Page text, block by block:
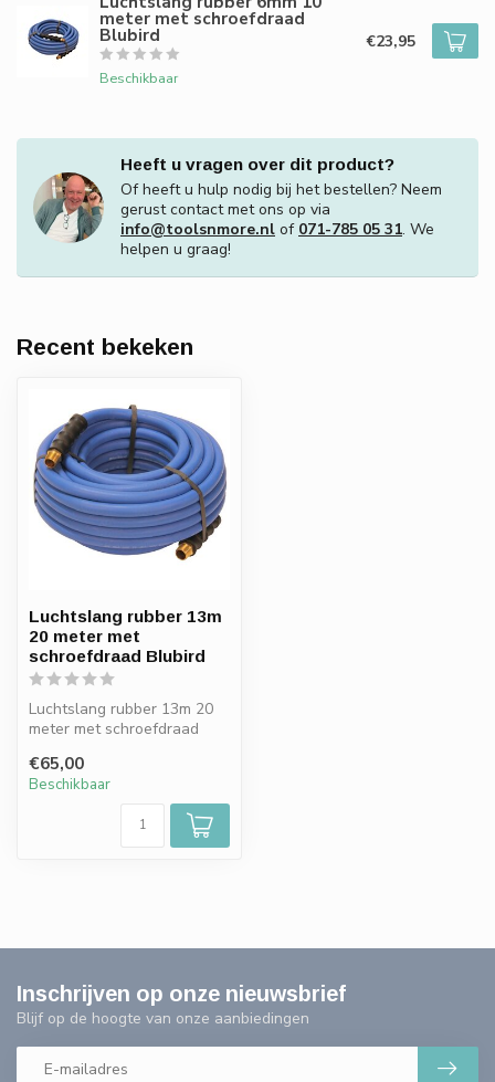
meter met schroefdraad
Blubird
Beschikbaar
€23,95
Heeft u vragen over dit product?
Of heeft u hulp nodig bij het bestellen? Neem
gerust contact met ons op via
info@toolsnmore.nl of 071-785 05 31. We
helpen u graag!
Recent bekeken
Luchtslang rubber 13m
20 meter met
schroefdraad Blubird
Luchtslang rubber 13m 20
meter met schroefdraad
€65,00
Beschikbaar
Inschrijven op onze nieuwsbrief
Blijf op de hoogte van onze aanbiedingen